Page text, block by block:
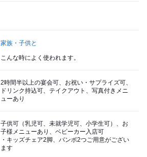
家族・子供と
こんな時によく使われます。
2時間半以上の宴会可、お祝い・サプライズ可、
ドリンク持込可、テイクアウト、写真付きメニ
ューあり
子供可（乳児可、未就学児可、小学生可）、お
子様メニューあり、ベビーカー入店可
・キッズチェア2脚、バンボ2つご用意がござい
ます